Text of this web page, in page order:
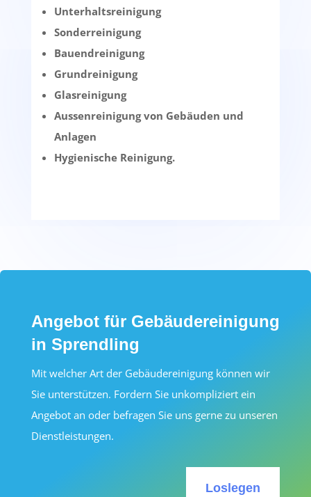
Unterhaltsreinigung
Sonderreinigung
Bauendreinigung
Grundreinigung
Glasreinigung
Aussenreinigung von Gebäuden und
Anlagen
Hygienische Reinigung.
Angebot für Gebäudereinigung
in Sprendling
Mit welcher Art der Gebäudereinigung können wir
Sie unterstützen. Fordern Sie unkompliziert ein
Angebot an oder befragen Sie uns gerne zu unseren
Dienstleistungen.
Loslegen